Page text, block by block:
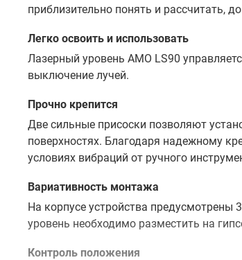
приблизительно понять и рассчитать,
Легко освоить и использовать
Лазерный уровень АМО LS90
выключение лучей.
Прочно крепится
Две сильные присоски позволяют
поверхностях. Благодаря надежному
условиях вибраций от ручного
Вариативность монтажа
На корпусе устройства предусмотрены
уровень необходимо разместить на
Контроль положения